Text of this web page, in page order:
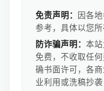
免责声明：
因各
参考，具体以您所
防诈骗声明： 本
免费，不收取任
确书面许可，各
业利用或洗稿抄